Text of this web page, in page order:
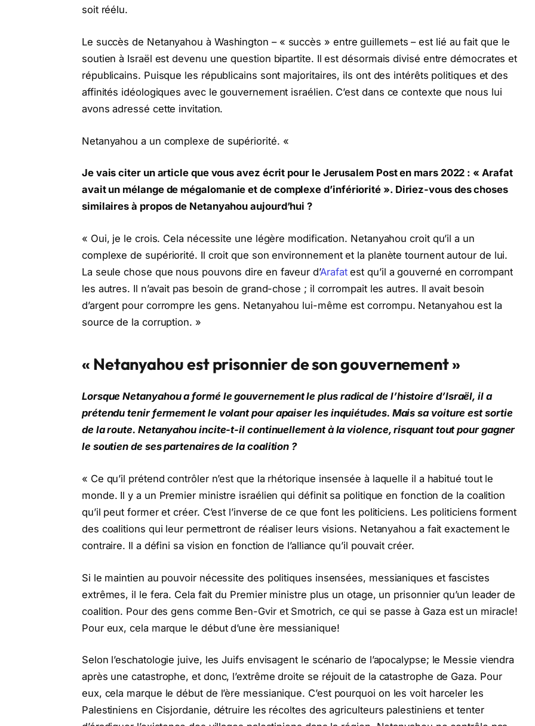
soit réélu.
Le succès de Netanyahou à Washington – « succès » entre guillemets – est lié au fait que le
soutien à Israël est devenu une question bipartite. Il est désormais divisé entre démocrates et
républicains. Puisque les républicains sont majoritaires, ils ont des intérêts politiques et des
affinités idéologiques avec le gouvernement israélien. C’est dans ce contexte que nous lui
avons adressé cette invitation.
Netanyahou a un complexe de supériorité. «
Je ​​vais citer un article que vous avez écrit pour le Jerusalem Post en mars 2022 : « Arafat
avait un mélange de mégalomanie et de complexe d’infériorité ». Diriez-vous des choses
similaires à propos de Netanyahou aujourd’hui ?
« Oui, je le crois. Cela nécessite une légère modification. Netanyahou croit qu’il a un
complexe de supériorité. Il croit que son environnement et la planète tournent autour de lui.
La seule chose que nous pouvons dire en faveur d’Arafatest qu’il a gouverné en corrompant
les autres. Il n’avait pas besoin de grand-chose ; il corrompait les autres. Il avait besoin
d’argent pour corrompre les gens. Netanyahou lui-même est corrompu. Netanyahou est la
source de la corruption. »
« Netanyahou est prisonnier de son gouvernement »
Lorsque Netanyahou a formé le gouvernement le plus radical de l’histoire d’Israël, il a
prétendu tenir fermement le volant pour apaiser les inquiétudes. Mais sa voiture est sortie
de la route. Netanyahou incite-t-il continuellement à la violence, risquant tout pour gagner
le soutien de ses partenaires de la coalition ?
« Ce qu’il prétend contrôler n’est que la rhétorique insensée à laquelle il a habitué tout le
monde. Il y a un Premier ministre israélien qui définit sa politique en fonction de la coalition
qu’il peut former et créer. C’est l’inverse de ce que font les politiciens. Les politiciens forment
des coalitions qui leur permettront de réaliser leurs visions. Netanyahou a fait exactement le
contraire. Il a défini sa vision en fonction de l’alliance qu’il pouvait créer.
Si le maintien au pouvoir nécessite des politiques insensées, messianiques et fascistes
extrêmes, il le fera. Cela fait du Premier ministre plus un otage, un prisonnier qu’un leader de
coalition. Pour des gens comme Ben-Gvir et Smotrich, ce qui se passe à Gaza est un miracle!
Pour eux, cela marque le début d’une ère messianique!
Selon l’eschatologie juive, les Juifs envisagent le scénario de l’apocalypse; le Messie viendra
après une catastrophe, et donc, l’extrême droite se réjouit de la catastrophe de Gaza. Pour
eux, cela marque le début de l’ère messianique. C’est pourquoi on les voit harceler les
Palestiniens en Cisjordanie, détruire les récoltes des agriculteurs palestiniens et tenter